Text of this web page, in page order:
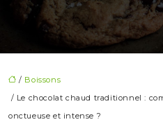
/ Boissons
/ Le chocolat chaud traditionnel :
onctueuse et intense ?